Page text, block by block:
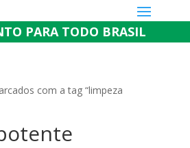
PARA TODO BRASIL
com a tag “limpeza